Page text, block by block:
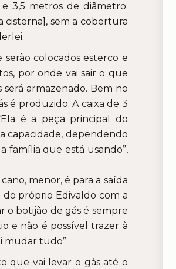
3,5 metros de diâmetro.
cisterna], sem a cobertura
colocados esterco e
por onde vai sair o que
armazenado. Bem no
é produzido. A caixa de 3
é a peça principal do
capacidade, dependendo
família que está usando”,
menor, é para a saída
do próprio Edivaldo com a
o botijão de gás é sempre
e não é possível trazer à
mudar tudo”.
que vai levar o gás até o